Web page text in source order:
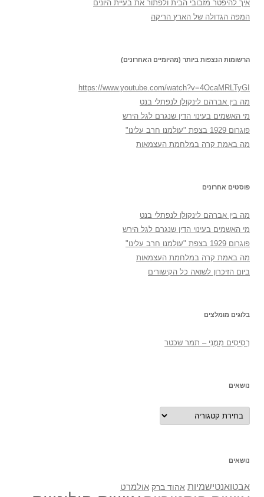
איך להיפטר מזבובי הבית ולפתור את בעיית היונים
המפה הגדולה של הארץ הריקה
הרשומות הנצפות ביותר (מהיומיים האחרונים)
https://www.youtube.com/watch?v=4OcaMRLTyGI
מה בין אברהם לינקולן לנפתלי בנט
מי האשמים בעינוי הדין שנגרם לגל הירש
פוגרום 1929 בצפת "עולמנו חרב עלינו"
מה באמת קרה במלחמת העצמאות
פוסטים אחרונים
מה בין אברהם לינקולן לנפתלי בנט
מי האשמים בעינוי הדין שנגרם לגל הירש
פוגרום 1929 בצפת "עולמנו חרב עלינו"
מה באמת קרה במלחמת העצמאות
ביום הזיכרון לשואה כל הקישורים
בלוגים מומלצים
רְסִיסִים מִמֶנִי – תמר שכטר
נושאים
נושאים
נושאים
אבטואנטישמיות אהוד ברק אולמרט